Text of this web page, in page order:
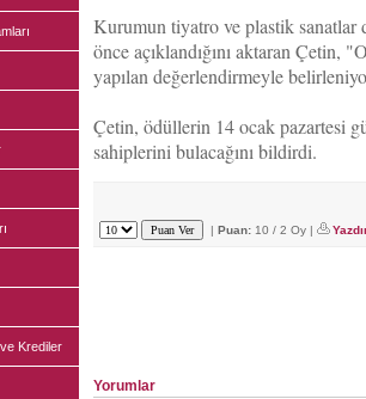
Krediler
Kurumun tiyatro ve plastik sanatlar
önce açıklandığını aktaran Çetin,
yapılan değerlendirmeyle
Çetin, ödüllerin 14 ocak pazartesi
sahiplerini bulacağını bildirdi.
| Puan: 10 / 2 Oy |
Yorumlar